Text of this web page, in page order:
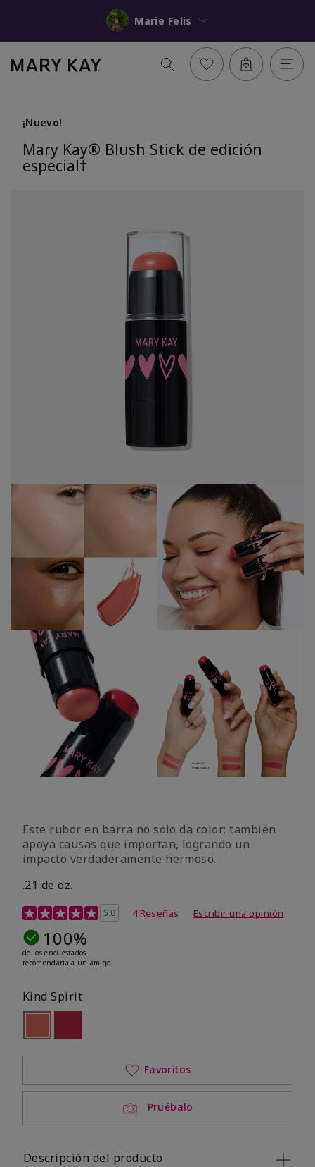
Marie Felis
¡Nuevo!
Mary Kay® Blush Stick de edición
especial†
Este rubor en barra no solo da color; también
apoya causas que importan, logrando un
impacto verdaderamente hermoso.
.21 de oz.
Calificación de clientes de 3,1 de 5
5.0 4 Reseñas Escribir una opinión
100%
de los encuestados
recomendaría a un amigo.
Kind Spirit
seleccionado
Out of stock
Pruébalo
Favoritos
Descripción del producto